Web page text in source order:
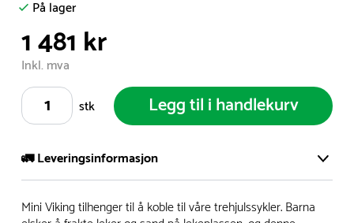
1 På lager
1 481 kr
Inkl. mva
stk
Legg til i handlekurv
🚛 Leveringsinformasjon
Vi har et stort og effektivt lager i Skanderborg, Danmark -
Mini Viking tilhenger til å koble til våre trehjulssykler. Barna